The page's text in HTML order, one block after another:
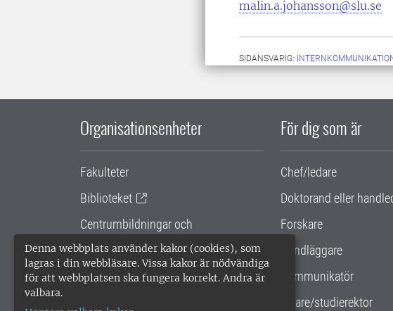
Denna webbplats använder kakor (cookies), som
lagras i din webbläsare. Vissa kakor är nödvändiga
för att webbplatsen ska fungera korrekt. Andra är
valbara.
malin.a.johansson@slu.se
SIDANSVARIG:
Organisationsenheter
Fakulteter
Biblioteket
Centrumbildningar och
samarbetsprojekt
Gemensamma verksamhetsstödet
För dig som är
Chef/ledare
Doktorand eller
Forskare
Handläggare
Kommunikatör
Lärare/studierektor